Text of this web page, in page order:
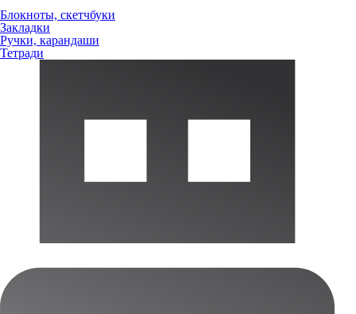
Блокноты, скетчбуки
Закладки
Ручки, карандаши
Тетради